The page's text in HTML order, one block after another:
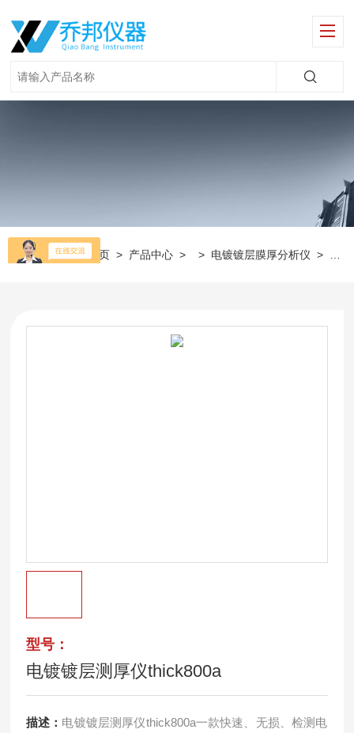
当前位置： 首页 > 产品中心 > > 电镀镀层膜厚分析仪 >
型号：
电镀镀层测厚仪thick800a
描述： 电镀镀层测厚仪thick800a一款快速、无损、检测电